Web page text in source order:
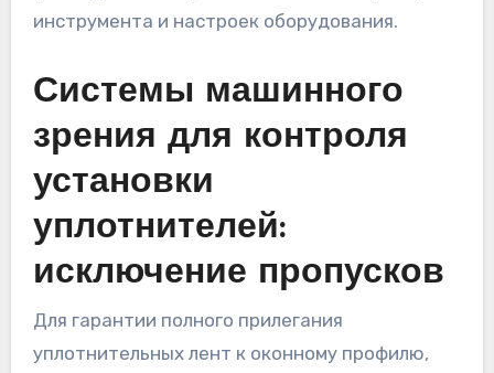
инструмента и настроек оборудования.
Системы машинного
зрения для контроля
установки
уплотнителей:
исключение пропусков
Для гарантии полного прилегания
уплотнительных лент к оконному профилю,